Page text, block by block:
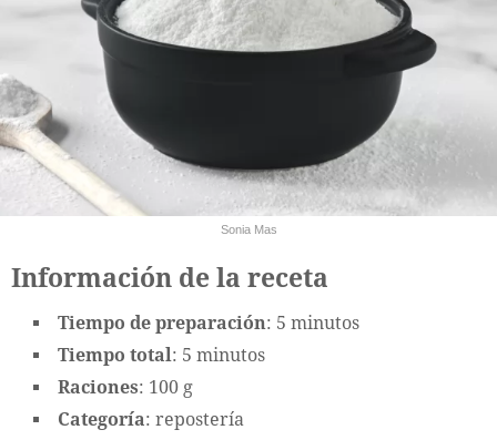
Sonia Mas
Información de la receta
Tiempo de preparación: 5 minutos
Tiempo total: 5 minutos
Raciones: 100 g
Categoría: repostería